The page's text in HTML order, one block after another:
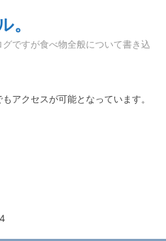
。
ですが食べ物全般について書き込
アクセスが可能となっています。